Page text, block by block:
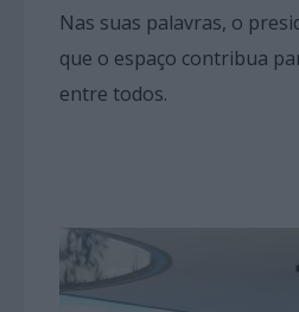
Nas suas palavras, o
que o espaço contribua
entre todos.